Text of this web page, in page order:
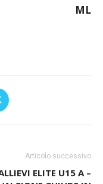
Articolo successivo